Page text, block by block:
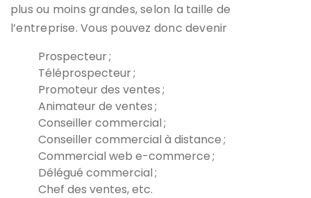
plus ou moins grandes, selon la taille de
l’entreprise. Vous pouvez donc devenir
Prospecteur ;
Téléprospecteur ;
Promoteur des ventes ;
Animateur de ventes ;
Conseiller commercial ;
Conseiller commercial à distance ;
Commercial web e-commerce ;
Délégué commercial ;
Chef des ventes, etc.